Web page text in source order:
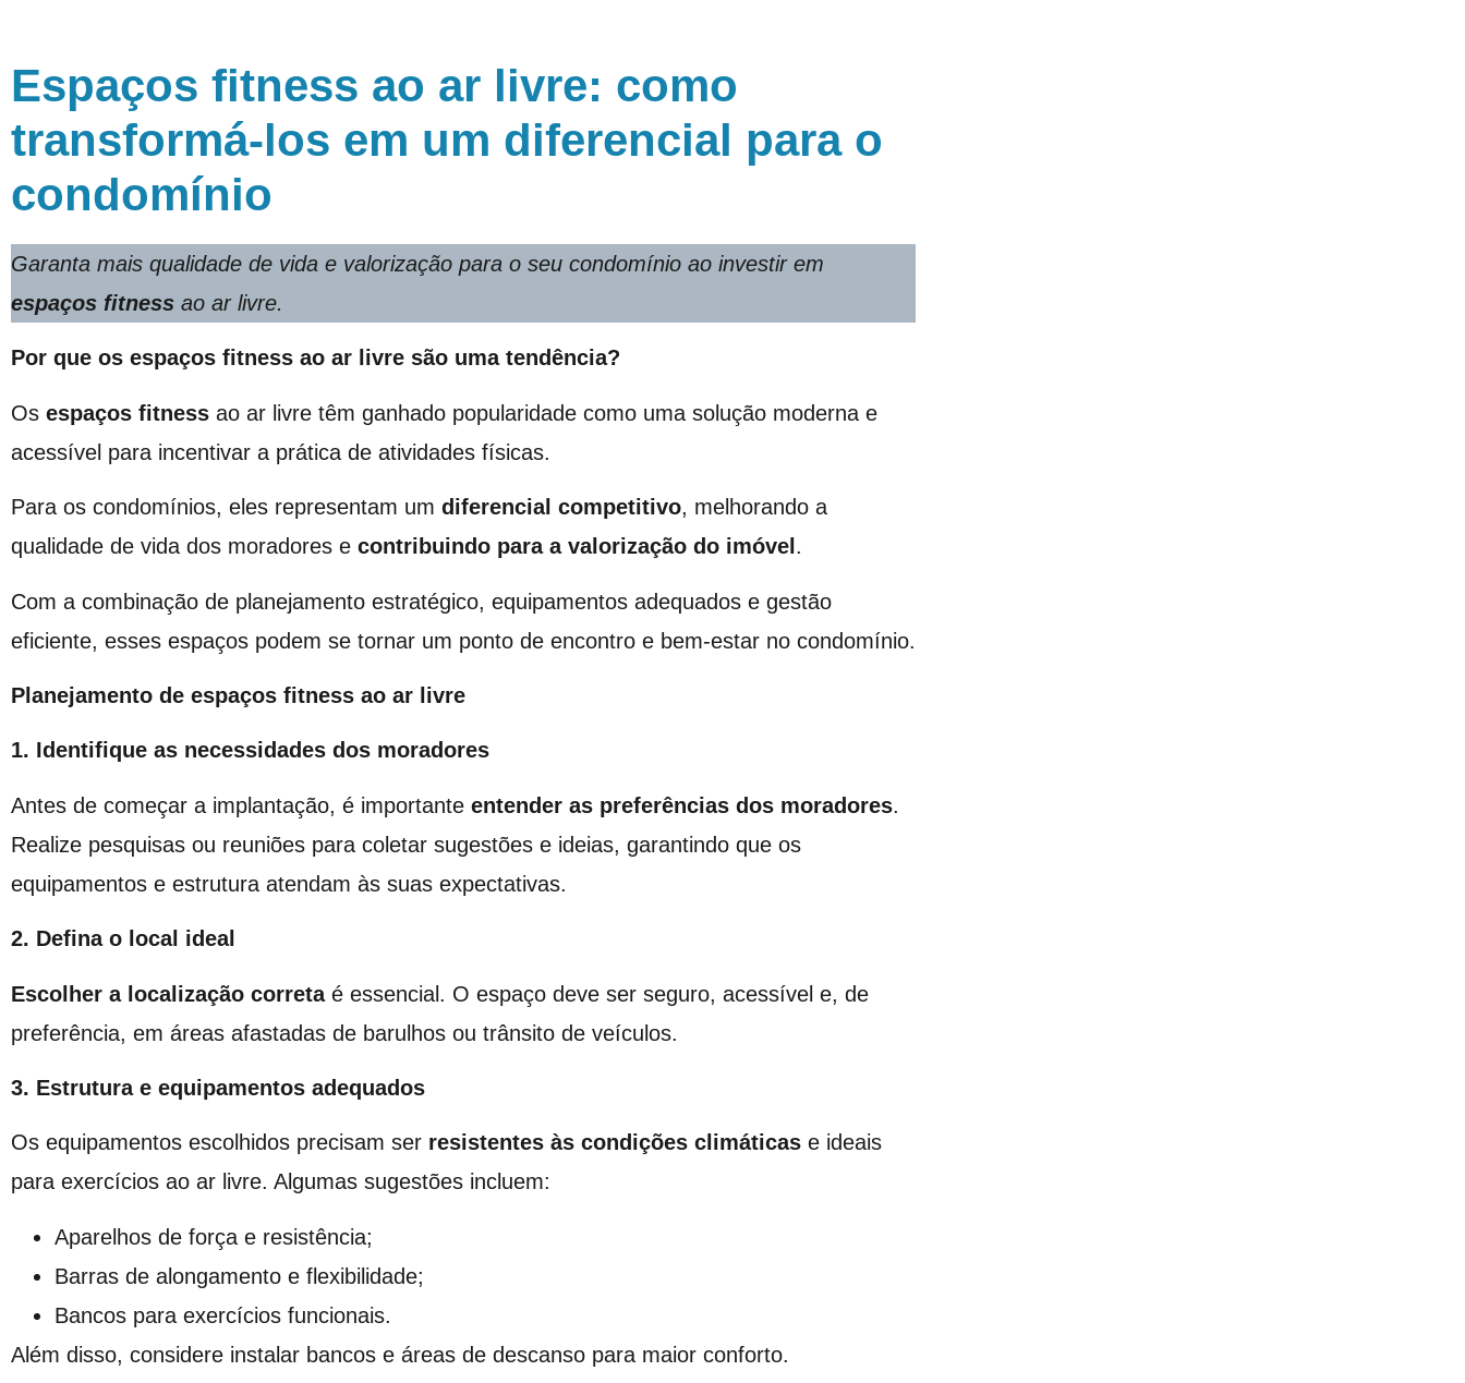
Espaços fitness ao ar livre: como
transformá-los em um diferencial para o
condomínio
Garanta mais qualidade de vida e valorização para o seu condomínio ao investir em
espaços fitness ao ar livre.
Por que os espaços fitness ao ar livre são uma tendência?
Os espaços fitness ao ar livre têm ganhado popularidade como uma solução moderna e
acessível para incentivar a prática de atividades físicas.
Para os condomínios, eles representam um diferencial competitivo, melhorando a
qualidade de vida dos moradores e contribuindo para a valorização do imóvel .
Com a combinação de planejamento estratégico, equipamentos adequados e gestão
eficiente, esses espaços podem se tornar um ponto de encontro e bem-estar no condomínio.
Planejamento de espaços fitness ao ar livre
1. Identifique as necessidades dos moradores
Antes de começar a implantação, é importante entender as preferências dos moradores.
Realize pesquisas ou reuniões para coletar sugestões e ideias, garantindo que os
equipamentos e estrutura atendam às suas expectativas.
2. Defina o local ideal
Escolher a localização corretaé essencial. O espaço deve ser seguro, acessível e, de
preferência, em áreas afastadas de barulhos ou trânsito de veículos.
3. Estrutura e equipamentos adequados
Os equipamentos escolhidos precisam ser resistentes às condições climáticas e ideais
para exercícios ao ar livre. Algumas sugestões incluem:
Aparelhos de força e resistência;
Barras de alongamento e flexibilidade;
Bancos para exercícios funcionais.
Além disso, considere instalar bancos e áreas de descanso para maior conforto.